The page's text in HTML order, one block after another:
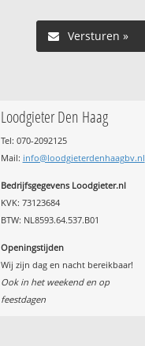
Versturen »
Loodgieter Den Haag
Tel: 070-2092125
Mail: info@loodgieterdenhaagbv.nl
Bedrijfsgegevens Loodgieter.nl
KVK: 73123684
BTW: NL8593.64.537.B01
Openingstijden
Wij zijn dag en nacht bereikbaar!
Ook in het weekend en op
feestdagen